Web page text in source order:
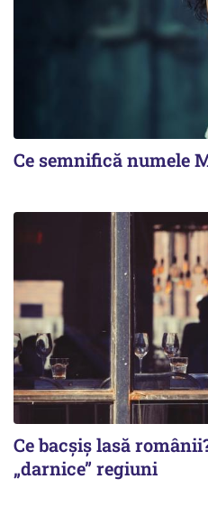
Ce semnifică numele
Ce bacșiș lasă
„darnice” regiuni